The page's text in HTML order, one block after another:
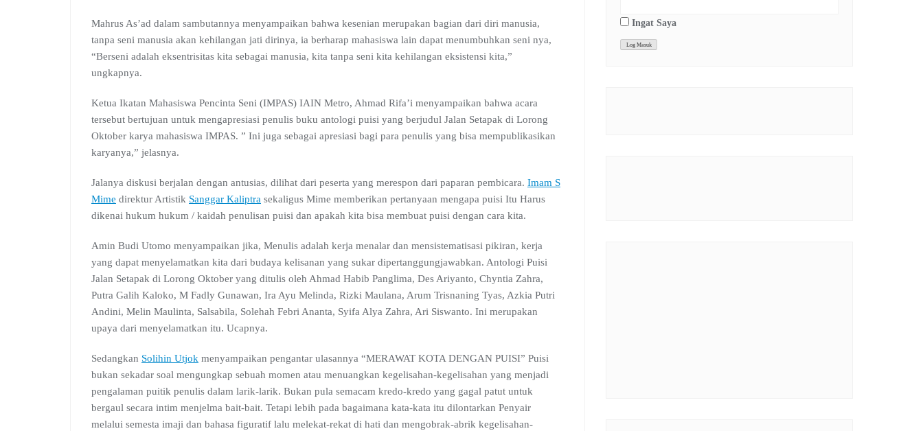
Mahrus As’ad dalam sambutannya menyampaikan bahwa kesenian merupakan bagian dari diri manusia,
tanpa seni manusia akan kehilangan jati dirinya, ia berharap mahasiswa lain dapat menumbuhkan seni nya,
“Berseni adalah eksentrisitas kita sebagai manusia, kita tanpa seni kita kehilangan eksistensi kita,”
ungkapnya.
Ketua Ikatan Mahasiswa Pencinta Seni (IMPAS) IAIN Metro, Ahmad Rifa’i menyampaikan bahwa acara
tersebut bertujuan untuk mengapresiasi penulis buku antologi puisi yang berjudul Jalan Setapak di Lorong
Oktober karya mahasiswa IMPAS. ” Ini juga sebagai apresiasi bagi para penulis yang bisa mempublikasikan
karyanya,” jelasnya.
Jalanya diskusi berjalan dengan antusias, dilihat dari peserta yang merespon dari paparan pembicara. Imam S
Mime direktur Artistik Sanggar Kaliptra sekaligus Mime memberikan pertanyaan mengapa puisi Itu Harus
dikenai hukum hukum / kaidah penulisan puisi dan apakah kita bisa membuat puisi dengan cara kita.
Amin Budi Utomo menyampaikan jika, Menulis adalah kerja menalar dan mensistematisasi pikiran, kerja
yang dapat menyelamatkan kita dari budaya kelisanan yang sukar dipertanggungjawabkan. Antologi Puisi
Jalan Setapak di Lorong Oktober yang ditulis oleh Ahmad Habib Panglima, Des Ariyanto, Chyntia Zahra,
Putra Galih Kaloko, M Fadly Gunawan, Ira Ayu Melinda, Rizki Maulana, Arum Trisnaning Tyas, Azkia Putri
Andini, Melin Maulinta, Salsabila, Solehah Febri Ananta, Syifa Alya Zahra, Ari Siswanto. Ini merupakan
upaya dari menyelamatkan itu. Ucapnya.
Sedangkan Solihin Utjok menyampaikan pengantar ulasannya “MERAWAT KOTA DENGAN PUISI” Puisi
bukan sekadar soal mengungkap sebuah momen atau menuangkan kegelisahan-kegelisahan yang menjadi
pengalaman puitik penulis dalam larik-larik. Bukan pula semacam kredo-kredo yang gagal patut untuk
bergaul secara intim menjelma bait-bait. Tetapi lebih pada bagaimana kata-kata itu dilontarkan Penyair
melalui semesta imaji dan bahasa figuratif lalu melekat-rekat di hati dan mengobrak-abrik kegelisahan-
Ingat Saya